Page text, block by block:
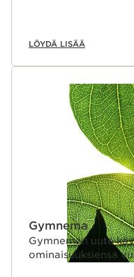
LÖYDÄ LISÄÄ
Gymnema
Gymneman uute
ominaisuuksiensa